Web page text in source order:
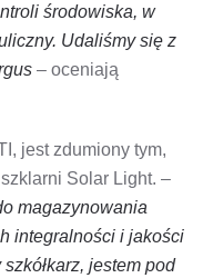
środowiska, w
Udaliśmy się z
– oceniają
jest zdumiony tym,
Solar Light. –
magazynowania
integralności i jakości
jestem pod